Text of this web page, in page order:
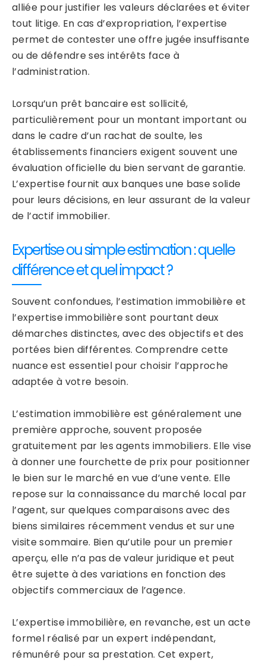
alliée pour justifier les valeurs déclarées et éviter
tout litige. En cas d’expropriation, l’expertise
permet de contester une offre jugée insuffisante
ou de défendre ses intérêts face à
l’administration.
Lorsqu’un prêt bancaire est sollicité,
particulièrement pour un montant important ou
dans le cadre d’un rachat de soulte, les
établissements financiers exigent souvent une
évaluation officielle du bien servant de garantie.
L’expertise fournit aux banques une base solide
pour leurs décisions, en leur assurant de la valeur
de l’actif immobilier.
Expertise ou simple estimation : quelle
différence et quel impact ?
Souvent confondues, l’estimation immobilière et
l’expertise immobilière sont pourtant deux
démarches distinctes, avec des objectifs et des
portées bien différentes. Comprendre cette
nuance est essentiel pour choisir l’approche
adaptée à votre besoin.
L’estimation immobilière est généralement une
première approche, souvent proposée
gratuitement par les agents immobiliers. Elle vise
à donner une fourchette de prix pour positionner
le bien sur le marché en vue d’une vente. Elle
repose sur la connaissance du marché local par
l’agent, sur quelques comparaisons avec des
biens similaires récemment vendus et sur une
visite sommaire. Bien qu’utile pour un premier
aperçu, elle n’a pas de valeur juridique et peut
être sujette à des variations en fonction des
objectifs commerciaux de l’agence.
L’expertise immobilière, en revanche, est un acte
formel réalisé par un expert indépendant,
rémunéré pour sa prestation. Cet expert,